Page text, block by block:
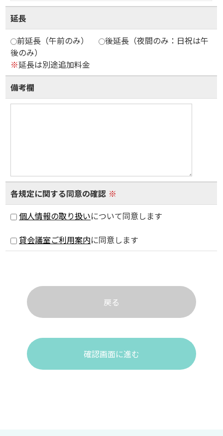
延長
前延長（午前のみ）
後延長（夜間のみ：日祝は午
後のみ）
※延長は別途追加料金
備考欄
各規定に関する同意の確認 ※
個人情報の取り扱いについて同意します
貸会議室ご利用案内に同意します
戻る
確認画面に進む